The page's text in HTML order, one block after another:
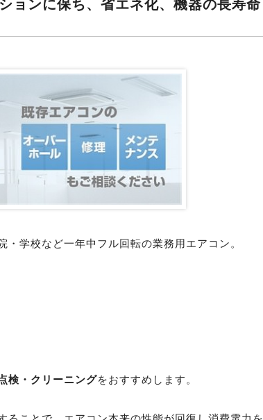
ョンに保ち、省エネ化、機器の長寿命
・学校など一年中フル回転の業務用エアコン。
検・クリーニングをおすすめします。